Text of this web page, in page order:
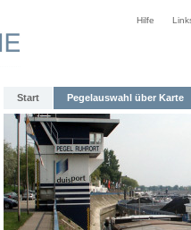
Hilfe
Start Pegelauswahl über Karte